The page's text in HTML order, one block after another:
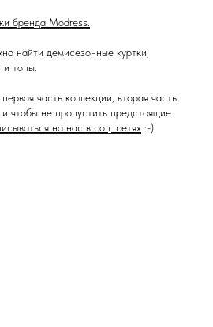
бренда Modress.
найти демисезонные куртки,
и топы.
часть коллекции, вторая часть
чтобы не пропустить предстоящие
на нас в соц. сетях :-)